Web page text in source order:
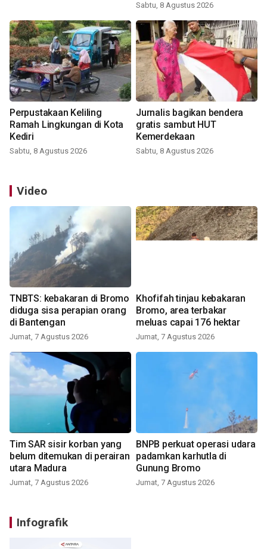
Sabtu, 8 Agustus 2026
Perpustakaan Keliling
Ramah Lingkungan di Kota
Kediri
Sabtu, 8 Agustus 2026
Jurnalis bagikan bendera
gratis sambut HUT
Kemerdekaan
Sabtu, 8 Agustus 2026
Video
TNBTS: kebakaran di Bromo
diduga sisa perapian orang
di Bantengan
Jumat, 7 Agustus 2026
Khofifah tinjau kebakaran
Bromo, area terbakar
meluas capai 176 hektar
Jumat, 7 Agustus 2026
Tim SAR sisir korban yang
belum ditemukan di perairan
utara Madura
Jumat, 7 Agustus 2026
BNPB perkuat operasi udara
padamkan karhutla di
Gunung Bromo
Jumat, 7 Agustus 2026
Infografik